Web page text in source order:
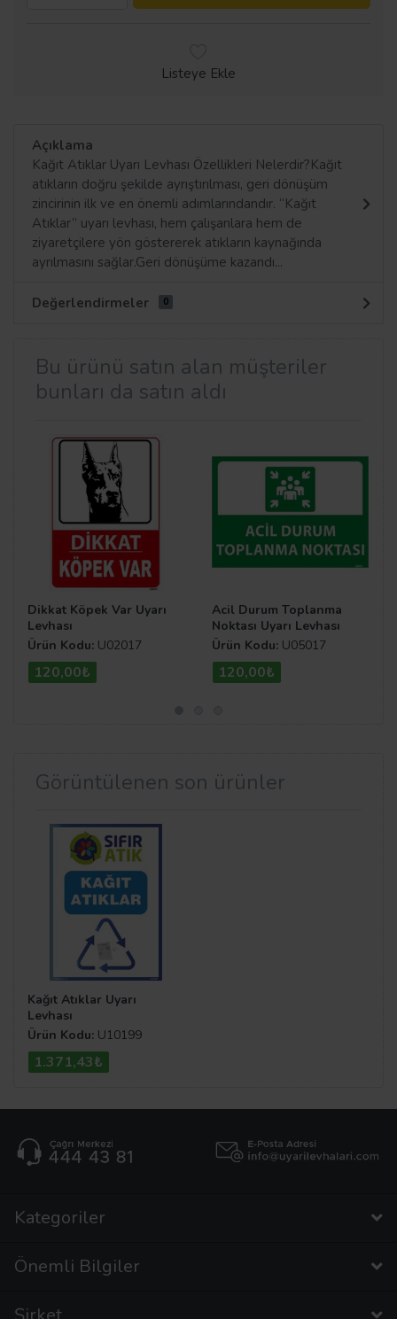
Listeye Ekle
Açıklama
Kağıt Atıklar Uyarı Levhası Özellikleri Nelerdir?Kağıt
atıkların doğru şekilde ayrıştırılması, geri dönüşüm
zincirinin ilk ve en önemli adımlarındandır. “Kağıt
Atıklar” uyarı levhası, hem çalışanlara hem de
ziyaretçilere yön göstererek atıkların kaynağında
ayrılmasını sağlar.Geri dönüşüme kazandı...
Değerlendirmeler 0
Bu ürünü satın alan müşteriler
bunları da satın aldı
Dikkat Köpek Var Uyarı
Levhası
Ürün Kodu: U02017
120,00₺
Acil Durum Toplanma
Noktası Uyarı Levhası
Ürün Kodu: U05017
120,00₺
Görüntülenen son ürünler
Kağıt Atıklar Uyarı
Levhası
Ürün Kodu: U10199
1.371,43₺
Kategoriler
Önemli Bilgiler